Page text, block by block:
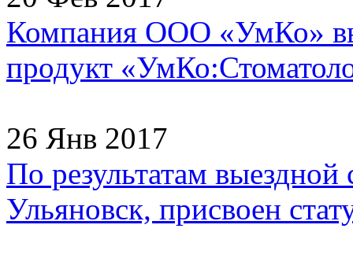
Компания ООО «УмКо»
продукт
26 Янв 2017
По результатам
Ульяновск, присвоен